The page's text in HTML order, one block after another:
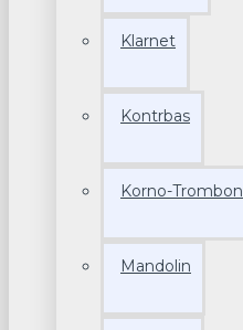
Klarnet
Kontrbas
Korno-Trombon
Mandolin